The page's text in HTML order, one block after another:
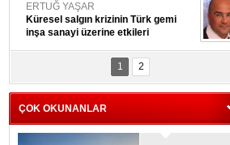
ERTUĞ YAŞAR
Küresel salgın krizinin Türk gemi
inşa sanayi üzerine etkileri
Kpt. MESUT AZMİ GÖKSOY
ithafen...
1 2
ÇOK OKUNANLAR